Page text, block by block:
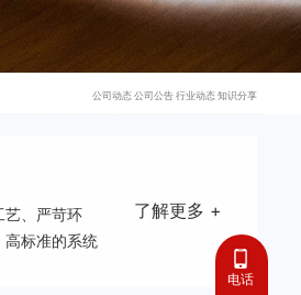
公司动态 公司公告行业动态 知识分享
艺、严苛环
标准的系统
了解更多 +
电话